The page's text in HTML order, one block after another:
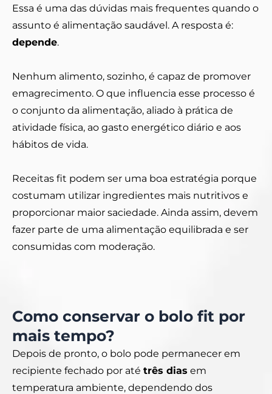
Essa é uma das dúvidas mais frequentes quando o
assunto é alimentação saudável. A resposta é:
depende.
Nenhum alimento, sozinho, é capaz de promover
emagrecimento. O que influencia esse processo é
o conjunto da alimentação, aliado à prática de
atividade física, ao gasto energético diário e aos
hábitos de vida.
Receitas fit podem ser uma boa estratégia porque
costumam utilizar ingredientes mais nutritivos e
proporcionar maior saciedade. Ainda assim, devem
fazer parte de uma alimentação equilibrada e ser
consumidas com moderação.
Como conservar o bolo fit por
mais tempo?
Depois de pronto, o bolo pode permanecer em
recipiente fechado por até três dias em
temperatura ambiente, dependendo dos